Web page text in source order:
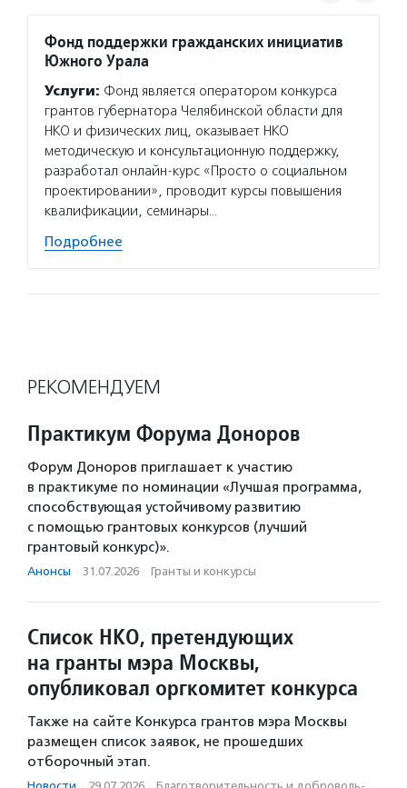
Фонд поддержки гражданских инициатив
Южного Урала
Услуги: Фонд является оператором конкурса
грантов губернатора Челябинской области для
НКО и физических лиц, оказывает НКО
методическую и консультационную поддержку,
разработал онлайн-курс «Просто о социальном
проектировании», проводит курсы повышения
квалификации, семинары…
Подробнее
РЕКОМЕНДУЕМ
Практикум Форума Доноров
Форум Доноров приглашает к участию
в практикуме по номинации «Лучшая программа,
способствующая устойчивому развитию
с помощью грантовых конкурсов (лучший
грантовый конкурс)».
Анонсы · 31.07.2026 · Гранты и конкурсы
Список НКО, претендующих
на гранты мэра Москвы,
опубликовал оргкомитет конкурса
Также на сайте Конкурса грантов мэра Москвы
размещен список заявок, не прошедших
отборочный этап.